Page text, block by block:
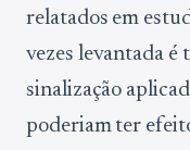
relatados em
vezes levantada é
sinalização
poderiam ter